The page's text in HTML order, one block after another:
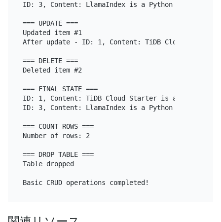
ID: 3, Content: LlamaIndex is a Python library
=== UPDATE ===
Updated item #1
After update - ID: 1, Content: TiDB Cloud
=== DELETE ===
Deleted item #2
=== FINAL STATE ===
ID: 1, Content: TiDB Cloud Starter is a fully-
ID: 3, Content: LlamaIndex is a Python library
=== COUNT ROWS ===
Number of rows: 2
=== DROP TABLE ===
Table dropped